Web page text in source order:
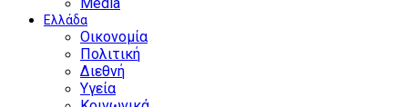
Ελλάδα
Οικονομία
Πολιτική
Διεθνή
Υγεία